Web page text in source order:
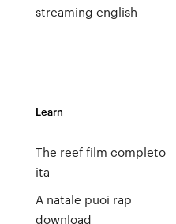
streaming english
Learn
The reef film completo
ita
A natale puoi rap
download